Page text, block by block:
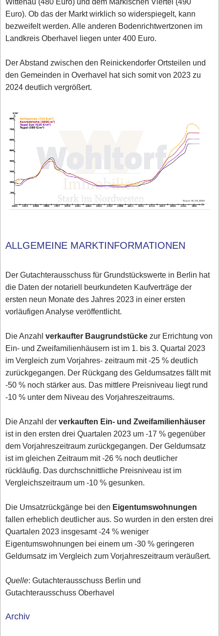
Euro). Ob das der Markt wirklich so widerspiegelt, kann
bezweifelt werden. Alle anderen Bodenrichtwertzonen im
Landkreis Oberhavel liegen unter 400 Euro.
Der Abstand zwischen den Reinickendorfer Ortsteilen und
den Gemeinden in Overhavel hat sich somit von 2023 zu
2024 deutlich vergrößert.
ALLGEMEINE MARKTINFORMATIONEN
Der Gutachterausschuss für Grundstückswerte in Berlin hat
die Daten der notariell beurkundeten Kaufverträge der
ersten neun Monate des Jahres 2023 in einer ersten
vorläufigen Analyse veröffentlicht.
Die Anzahlverkaufter Baugrundstückezur Errichtung von
Ein- und Zweifamilienhäusern ist im 1. bis 3. Quartal 2023
im Vergleich zum Vorjahres- zeitraum mit -25 % deutlich
zurückgegangen. Der Rückgang des Geldumsatzes fällt mit
-50 % noch stärker aus. Das mittlere Preisniveau liegt rund
-10 % unter dem Niveau des Vorjahreszeitraums.
Die Anzahl derverkauften Ein- und Zweifamilienhäuser
ist in den ersten drei Quartalen 2023 um -17 % gegenüber
dem Vorjahreszeitraum zurückgegangen. Der Geldumsatz
ist im gleichen Zeitraum mit -26 % noch deutlicher
rückläufig. Das durchschnittliche Preisniveau ist im
Vergleichszeitraum um -10 % gesunken.
Die Umsatzrückgänge bei den Eigentumswohnungen
fallen erheblich deutlicher aus. So wurden in den ersten drei
Quartalen 2023 insgesamt -24 % weniger
Eigentumswohnungen bei einem um -30 % geringeren
Geldumsatz im Vergleich zum Vorjahreszeitraum veräußert.
Quelle: Gutachterausschuss Berlin und
Gutachterausschuss Oberhavel
Archiv